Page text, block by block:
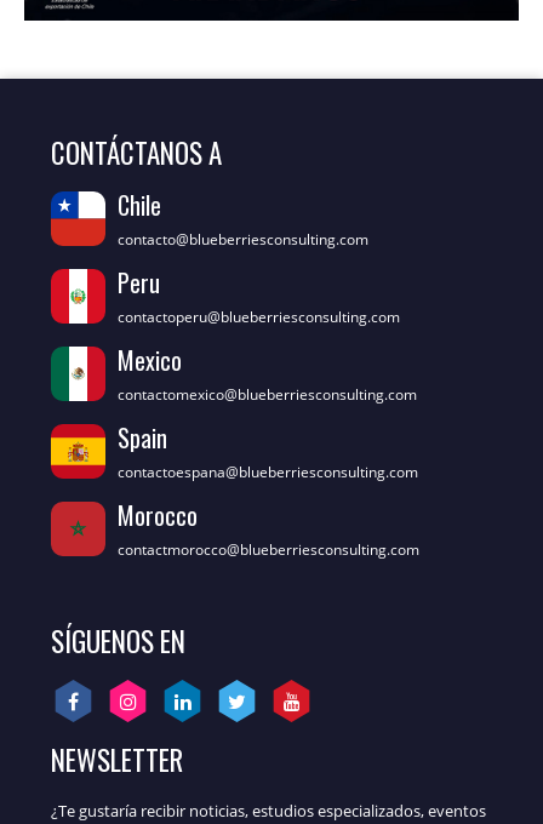
CONTÁCTANOS A
Chile
contacto@blueberriesconsulting.com
Peru
contactoperu@blueberriesconsulting.com
Mexico
contactomexico@blueberriesconsulting.com
Spain
contactoespana@blueberriesconsulting.com
Morocco
contactmorocco@blueberriesconsulting.com
SÍGUENOS EN
NEWSLETTER
¿Te gustaría recibir noticias, estudios especializados, eventos